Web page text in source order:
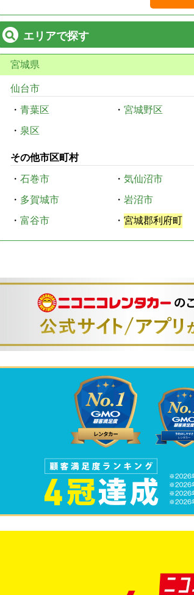
エリアで探す
宮城県
仙台市
・ 青葉区 ・ 宮城野区
・ 泉区
その他市区町村
・ 石巻市 ・ 気仙沼市
・ 多賀城市 ・ 岩沼市
・ 富谷市 ・ 宮城郡利府町